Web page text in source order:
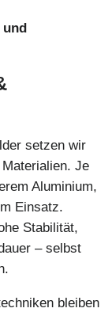
und
setzen wir
Je
Aluminium,
Einsatz.
Stabilität,
– selbst
bleiben